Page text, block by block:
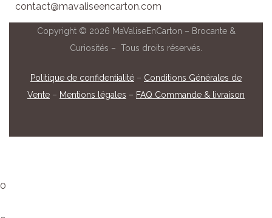
contact@mavaliseencarton.com
Copyright © 2026 MaValiseEnCarton – Brocante &
Curiosités – Tous droits réservés.
Politique de confidentialité – Conditions Générales de
Vente – Mentions légales – FAQ Commande & livraison
0